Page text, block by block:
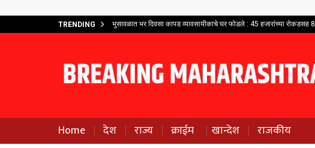
TRENDING भुसावळात भर दिवसा कापड व्यावसायीकाचे घर फोडले : 45 हजारांच्या रोकडसह
Home देश राज्य क्राईम खान्देश राजकीय